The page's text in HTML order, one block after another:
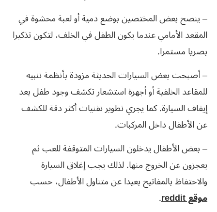
– ينصح بعض المختصين بوضع دمية أو لعبة محشوة في
المقعد الأمامي عندما يكون الطفل في الخلف، لتكون تذكيرا
بصريا مستمرا.
– أصبحت بعض السيارات الحديثة مزودة بأنظمة تنبيه
للمقاعد الخلفية أو أجهزة استشعار تكشف وجود طفل بعد
إيقاف السيارة. كما يجري تطوير تقنيات أكثر دقة للكشف
عن الأطفال داخل المركبات.
– بعض الأطفال يدخلون السيارات المتوقفة للعب ثم
يعجزون عن الخروج منها. لذلك يجب إغلاق السيارة
والاحتفاظ بالمفاتيح بعيدا عن متناول الأطفال، حسب
موقع reddit
.